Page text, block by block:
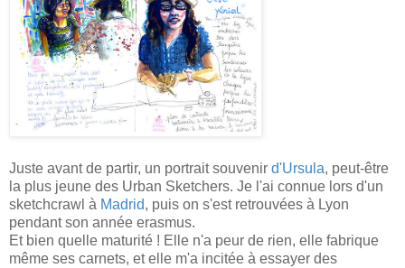
Juste avant de partir, un portrait souvenir d'Ursula, peut-être
la plus jeune des Urban Sketchers. Je l'ai connue lors d'un
sketchcrawl à Madrid, puis on s'est retrouvées à Lyon
pendant son année erasmus.
Et bien quelle maturité ! Elle n'a peur de rien, elle fabrique
même ses carnets, et elle m'a incitée à essayer des